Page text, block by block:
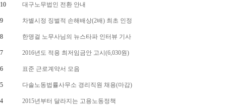
10 대구노무법인 전환 안내
9 차별시정 징벌적 손해배상(2배) 최초 인정
8 한명걸 노무사님의 뉴스타파 인터뷰 기사
7 2016년도 적용 최저임금안 고시(6,030원)
6 표준 근로계약서 모음
5 다솔노동법률사무소 경리직원 채용(마감)
4 2015년부터 달라지는 고용노동정책